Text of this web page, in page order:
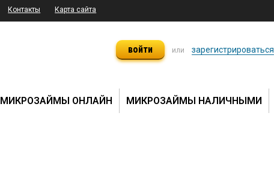
Контакты Карта сайта
войти или зарегистрироваться
МИКРОЗАЙМЫ ОНЛАЙН МИКРОЗАЙМЫ НАЛИЧНЫМИ